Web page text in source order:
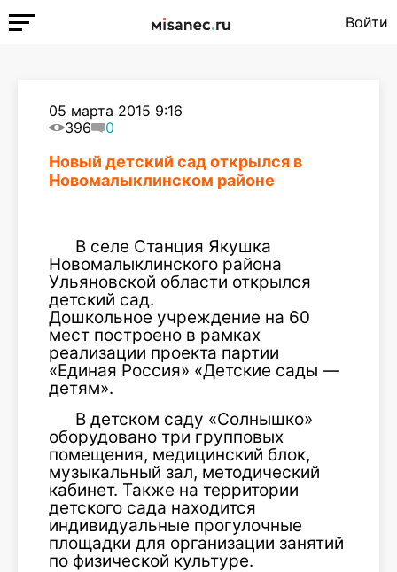
Войти
05 марта 2015 9:16
396
0
Новый детский сад открылся в
Новомалыклинском районе
В селе Cтанция Якушка
Новомалыклинского района
Ульяновской области открылся
детский сад.
Дошкольное учреждение на 60
мест построено в рамках
реализации проекта партии
«Единая Россия» «Детские сады —
детям».
В детском саду «Солнышко»
оборудовано три групповых
помещения, медицинский блок,
музыкальный зал, методический
кабинет. Также на территории
детского сада находится
индивидуальные прогулочные
площадки для организации занятий
по физической культуре.